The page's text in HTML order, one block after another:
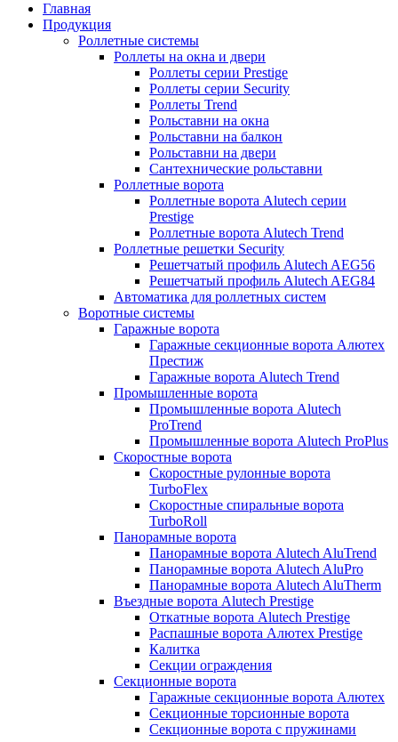
Главная
Продукция
Роллетные системы
Роллеты на окна и двери
Роллеты серии Prestige
Роллеты серии Security
Роллеты Trend
Рольставни на окна
Рольставни на балкон
Рольставни на двери
Сантехнические рольставни
Роллетные ворота
Роллетные ворота Alutech серии
Prestige
Роллетные ворота Alutech Trend
Роллетные решетки Security
Решетчатый профиль Alutech AEG56
Решетчатый профиль Alutech AEG84
Автоматика для роллетных систем
Воротные системы
Гаражные ворота
Гаражные секционные ворота Алютех
Престиж
Гаражные ворота Alutech Trend
Промышленные ворота
Промышленные ворота Alutech
ProTrend
Промышленные ворота Alutech ProPlus
Скоростные ворота
Скоростные рулонные ворота
TurboFlex
Скоростные спиральные ворота
TurboRoll
Панорамные ворота
Панорамные ворота Alutech AluTrend
Панорамные ворота Alutech AluPro
Панорамные ворота Alutech AluTherm
Въездные ворота Alutech Prestige
Откатные ворота Alutech Prestige
Распашные ворота Алютех Prestige
Калитка
Секции ограждения
Секционные ворота
Гаражные секционные ворота Алютех
Секционные торсионные ворота
Секционные ворота с пружинами